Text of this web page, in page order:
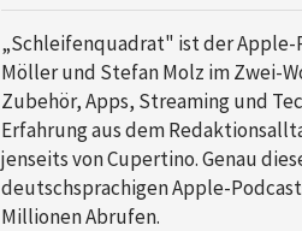
„Schleifenquadrat" ist der Apple-
Möller und Stefan Molz im Zwei-
Zubehör, Apps, Streaming und
Erfahrung aus dem
jenseits von Cupertino. Genau
deutschsprachigen Apple-
Millionen Abrufen.